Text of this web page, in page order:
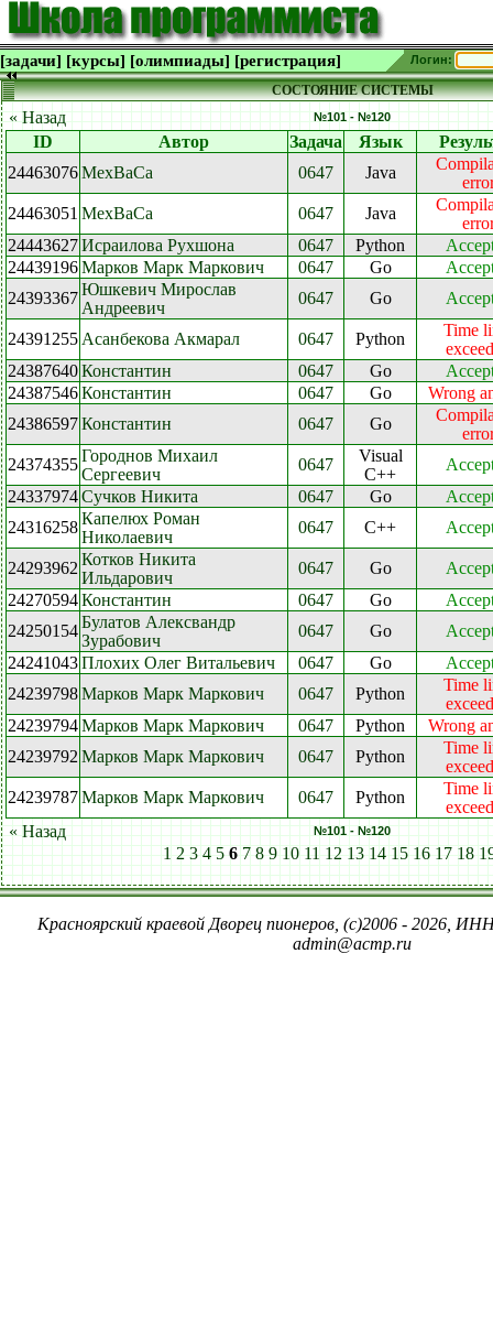
[задачи] [курсы] [олимпиады] [регистрация] Логин:
СОСТОЯНИЕ СИСТЕМЫ
« Назад №101 - №120
ID Автор Задача Язык
24463076МехВаСа 0647 Java
24463051 МехВаСа 0647 Java
24443627Исраилова Рухшона 0647 Python
24439196Марков Марк Маркович 0647 Go
24393367Юшкевич Мирослав
Андреевич
0647 Go
24391255 Асанбекова Акмарал 0647 Python
Time
24387640Константин 0647 Go
24387546Константин 0647 Go
Wrong
24386597Константин 0647 Go
24374355Городнов Михаил
Сергеевич
0647
Visual
C++
24337974Сучков Никита 0647 Go
24316258Капелюх Роман
Николаевич
0647 C++
24293962 Котков Никита
Ильдарович
0647 Go
24270594Константин 0647 Go
24250154Булатов Алексвандр
Зурабович
0647 Go
24241043Плохих Олег Витальевич 0647 Go
24239798Марков Марк Маркович 0647 Python
Time
24239794Марков Марк Маркович 0647 Python
Wrong
24239792 Марков Марк Маркович 0647 Python
Time
24239787Марков Марк Маркович 0647 Python
Time
« Назад
№101 - №120
1 2 3 4 5 6 7 8 9 10 11 12 13 14 15 16 17 18
Красноярский краевой Дворец пионеров, (c)2006 - 2026,
admin@acmp.ru